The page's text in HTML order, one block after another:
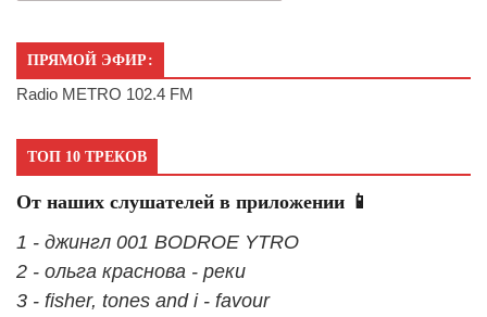
ПРЯМОЙ ЭФИР:
Radio METRO 102.4 FM
ТОП 10 ТРЕКОВ
От наших слушателей в приложении 📱
1 - джингл 001 BODROE YTRO
2 - ольга краснова - реки
3 - fisher, tones and i - favour